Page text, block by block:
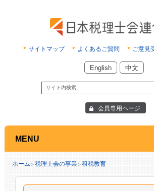
サイトマップ よくあるご質問 ご意見
English 中文
会員専用ページ
MENU
ホーム > 税理士会の事業> 租税教育